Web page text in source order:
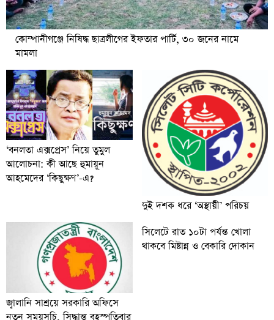
কোম্পানীগঞ্জে নিষিদ্ধ ছাত্রলীগের ইফতার পার্টি, ৩০ জনের নামে
মামলা
‘বনলতা এক্সপ্রেস’ নিয়ে তুমুল
আলোচনা: কী আছে হুমায়ূন
আহমেদের ‘কিছুক্ষণ’-এ?
দুই দশক ধরে ‘অস্থায়ী’ পরিচয়
জ্বালানি সাশ্রয়ে সরকারি অফিসে
সিলেটে রাত ১০টা পর্যন্ত খোলা
থাকবে মিষ্টান্ন ও বেকারি দোকান